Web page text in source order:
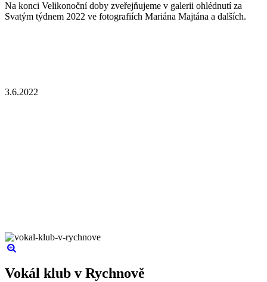
Na konci Velikonoční doby zveřejňujeme v galerii ohlédnutí za
Svatým týdnem 2022 ve fotografiích Mariána Majtána a dalších.
3.6.2022
Vokál klub v Rychnově